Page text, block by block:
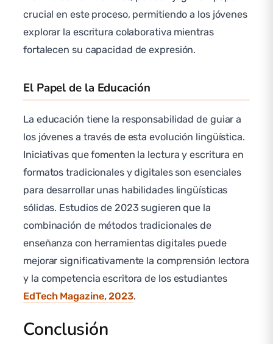
crucial en este proceso, permitiendo a los jóvenes
explorar la escritura colaborativa mientras
fortalecen su capacidad de expresión.
El Papel de la Educación
La educación tiene la responsabilidad de guiar a
los jóvenes a través de esta evolución lingüística.
Iniciativas que fomenten la lectura y escritura en
formatos tradicionales y digitales son esenciales
para desarrollar unas habilidades lingüísticas
sólidas. Estudios de 2023 sugieren que la
combinación de métodos tradicionales de
enseñanza con herramientas digitales puede
mejorar significativamente la comprensión lectora
y la competencia escritora de los estudiantes
EdTech Magazine, 2023.
Conclusión